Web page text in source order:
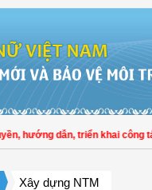
hướng dẫn, triển khai công tác
Xây dựng NTM